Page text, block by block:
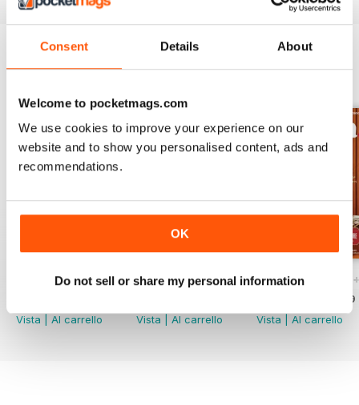
Consent Details About
Welcome to pocketmags.com
We use cookies to improve your experience on our
website and to show you personalised content, ads and
recommendations.
OK
Do not sell or share my personal information
Ottawa Interiors 2023
Vista
Al carrello
Winter 2022 Holiday
Vista
Al carrello
Fall 2022
€5,99
Vista
Al carrello